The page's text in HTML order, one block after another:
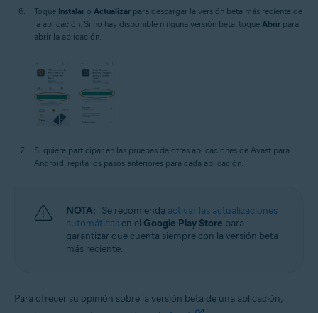
Toque Instalar o Actualizar para descargar la versión beta más reciente de
la aplicación. Si no hay disponible ninguna versión beta, toque Abrir para
abrir la aplicación.
Si quiere participar en las pruebas de otras aplicaciones de Avast para
Android, repita los pasos anteriores para cada aplicación.
NOTA: Se recomienda activar las actualizaciones
automáticas en el Google Play Store para
garantizar que cuenta siempre con la versión beta
más reciente.
Para ofrecer su opinión sobre la versión beta de una aplicación,